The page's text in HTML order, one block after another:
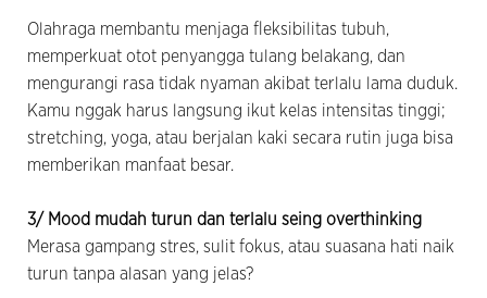
Olahraga membantu menjaga fleksibilitas tubuh,
memperkuat otot penyangga tulang belakang, dan
mengurangi rasa tidak nyaman akibat terlalu lama duduk.
Kamu nggak harus langsung ikut kelas intensitas tinggi;
stretching, yoga, atau berjalan kaki secara rutin juga bisa
memberikan manfaat besar.
3/ Mood mudah turun dan terlalu seing overthinking
Merasa gampang stres, sulit fokus, atau suasana hati naik
turun tanpa alasan yang jelas?